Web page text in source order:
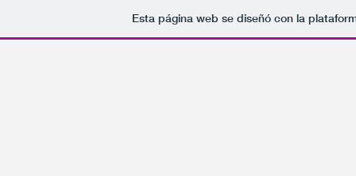
Esta página web se diseñó con la